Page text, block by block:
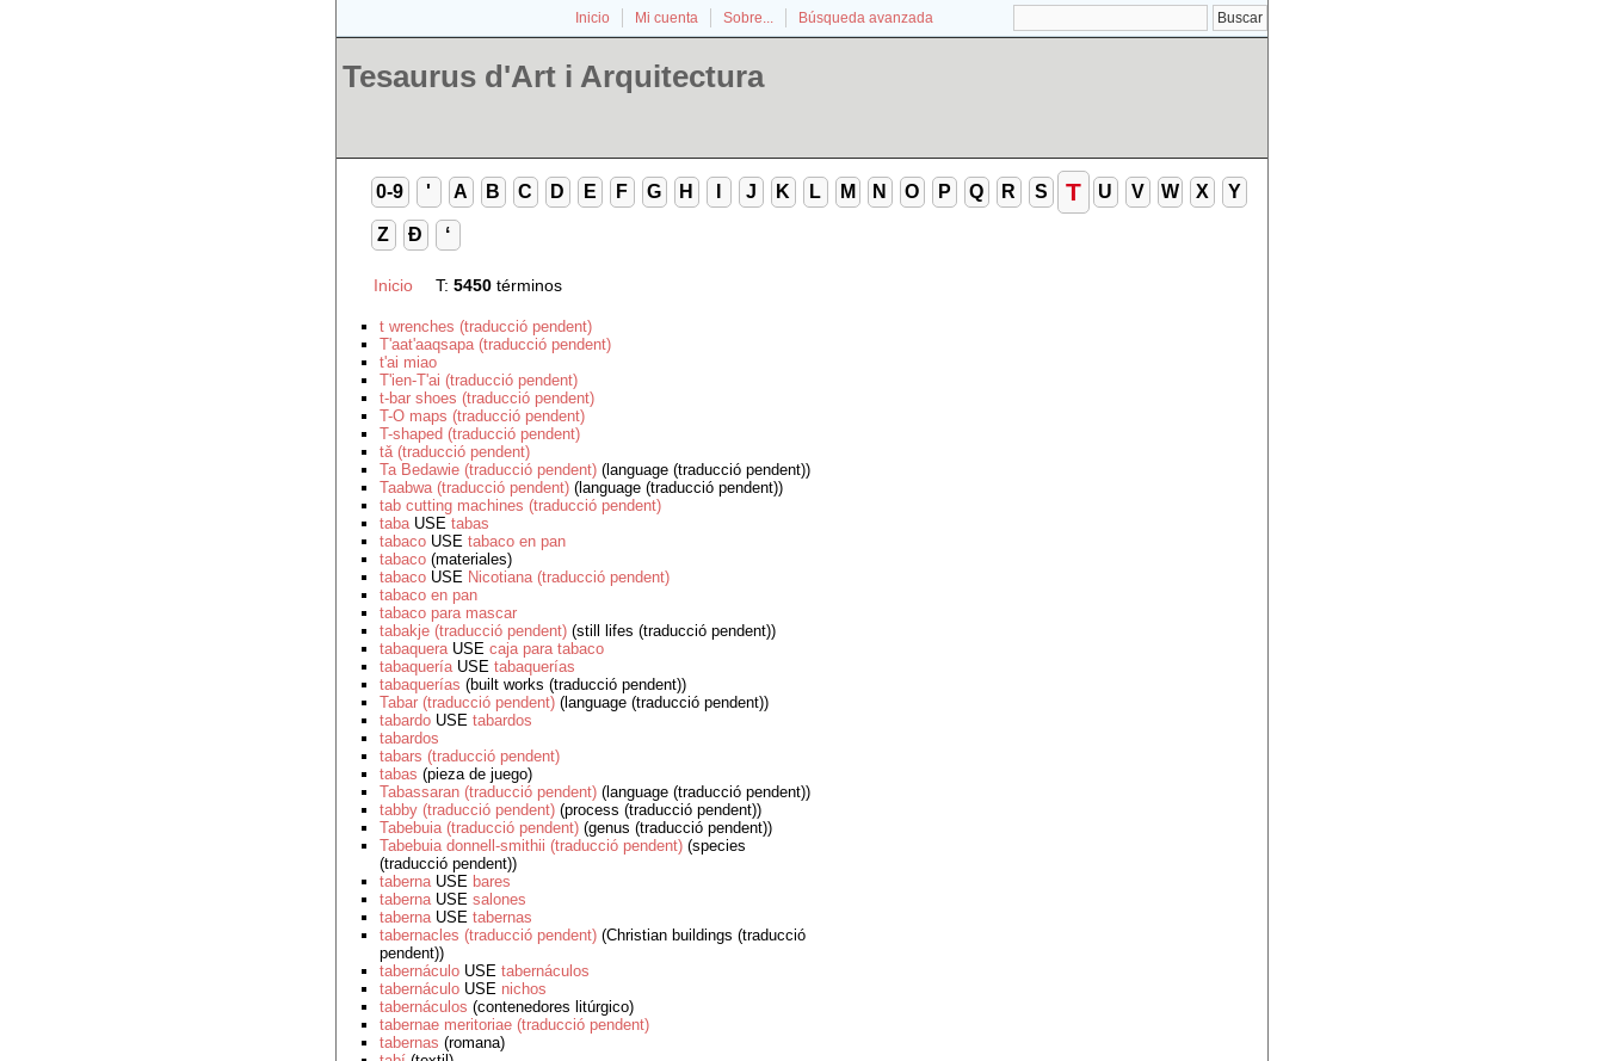
Inicio Mi cuenta Sobre... Búsqueda avanzada
Tesaurus d'Art i Arquitectura
0-9 ' A B C D E F G H J K L M N O P Q R S T U V W X Y
Z Ð ʻ
Inicio T: 5450 términos
t wrenches (traducció pendent)
T'aat'aaqsapa (traducció pendent)
t'ai miao
T'ien-T'ai (traducció pendent)
t-bar shoes (traducció pendent)
T-O maps (traducció pendent)
T-shaped (traducció pendent)
tǎ (traducció pendent)
Ta Bedawie (traducció pendent)(language (traducció pendent))
Taabwa (traducció pendent)(language (traducció pendent))
tab cutting machines (traducció pendent)
tabaUSE tabas
tabacoUSE tabaco en pan
tabaco(materiales)
tabacoUSE Nicotiana (traducció pendent)
tabaco en pan
tabaco para mascar
tabakje (traducció pendent)(still lifes (traducció pendent))
tabaqueraUSE caja para tabaco
tabaqueríaUSE tabaquerías
tabaquerías (built works (traducció pendent))
Tabar (traducció pendent)(language (traducció pendent))
tabardoUSE tabardos
tabardos
tabars (traducció pendent)
tabas (pieza de juego)
Tabassaran (traducció pendent)(language (traducció pendent))
tabby (traducció pendent)(process (traducció pendent))
Tabebuia (traducció pendent)(genus (traducció pendent))
Tabebuia donnell-smithii (traducció pendent)(species
(traducció pendent))
tabernaUSE bares
tabernaUSE salones
tabernaUSE tabernas
tabernacles (traducció pendent)(Christian buildings (traducció
pendent))
tabernáculoUSE tabernáculos
tabernáculoUSE nichos
tabernáculos (contenedores litúrgico)
tabernae meritoriae (traducció pendent)
tabernas (romana)